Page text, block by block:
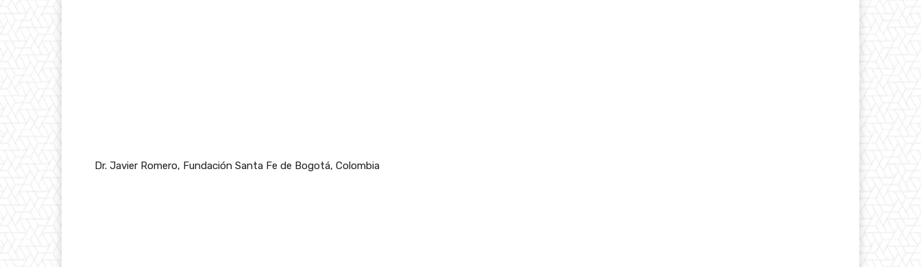
Dr. Javier Romero, Fundación Santa Fe de Bogotá, Colombia